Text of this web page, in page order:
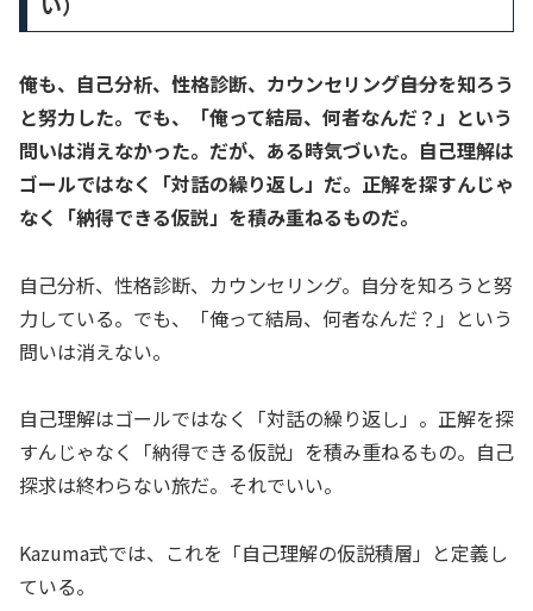
俺も、自己分析、性格診断、カウンセリング――自分を知ろう
と努力した。でも、「俺って結局、何者なんだ？」という
問いは消えなかった。だが、ある時気づいた。自己理解は
ゴールではなく「対話の繰り返し」だ。正解を探すんじゃ
なく「納得できる仮説」を積み重ねるものだ。
自己分析、性格診断、カウンセリング。自分を知ろうと努
力している。でも、「俺って結局、何者なんだ？」という
問いは消えない。
自己理解はゴールではなく「対話の繰り返し」。正解を探
すんじゃなく「納得できる仮説」を積み重ねるもの。自己
探求は終わらない旅だ。それでいい。
Kazuma式では、これを「自己理解の仮説積層」と定義し
ている。